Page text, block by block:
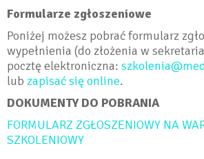
Formularze zgłoszeniowe
Poniżej możesz pobrać formularz
wypełnienia (do złożenia w
pocztę elektroniczna:
lub zapisać się online.
DOKUMENTY DO POBRANIA
FORMULARZ ZGŁOSZENIOWY NA
SZKOLENIOWY